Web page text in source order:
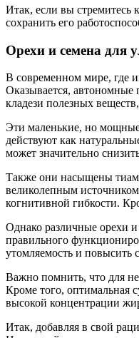
Итак, если вы стремитесь
сохранить его
Орехи и семена для
В современном мире, где
Оказывается, автономные
кладези полезных
Эти маленькие, но
действуют как
может значительно
Также они насыщены
великолепным
когнитивной гибкости.
Однако различные орехи
правильного
утомляемость и повысить
Важно помнить, что для
Кроме того, оптимальная
высокой концентрации
Итак, добавляя в свой